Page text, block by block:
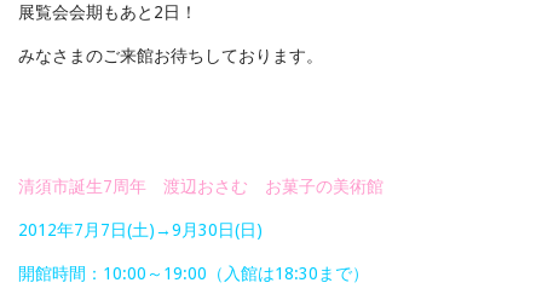
展覧会会期もあと2日！
みなさまのご来館お待ちしております。
清須市誕生7周年 渡辺おさむ お菓子の美術館
2012年7月7日(土)→9月30日(日)
開館時間：10:00～19:00（入館は18:30まで）